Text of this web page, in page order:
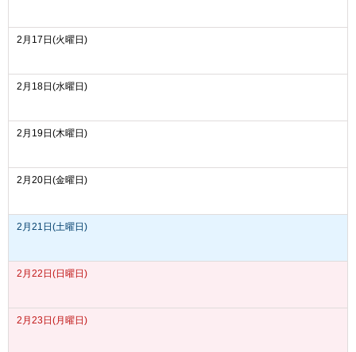
2月17日(火曜日)
2月18日(水曜日)
2月19日(木曜日)
2月20日(金曜日)
2月21日(土曜日)
2月22日(日曜日)
2月23日(月曜日)